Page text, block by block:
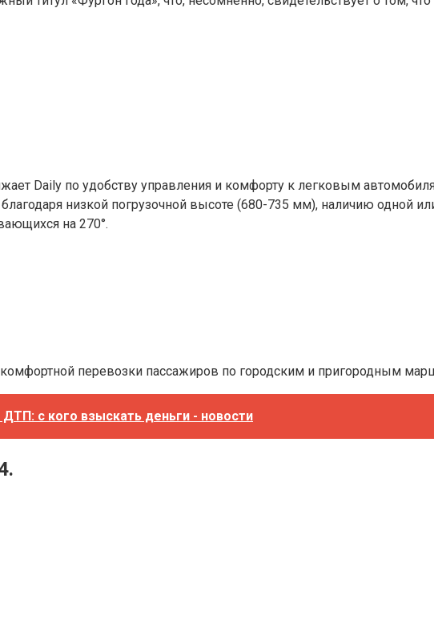
Daily по удобству управления и комфорту к легковым
низкой погрузочной высоте (680-735 мм), наличию
на 270°.
перевозки пассажиров по городским и пригородным
с кого взыскать деньги - новости